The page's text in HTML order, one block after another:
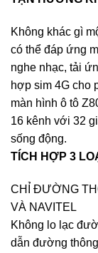
Không khác gì
có thể đáp ứng
nghe nhạc, tải
hợp sim 4G cho
màn hình ô tô
16 kênh với 32
sống động.
TÍCH HỢP 3
CHỈ ĐƯỜNG
VÀ NAVITEL
Không lo lạc
dẫn đường